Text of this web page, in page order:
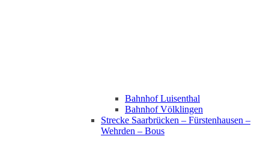
Bahnhof Luisenthal
Bahnhof Völklingen
Strecke Saarbrücken – Fürstenhausen –
Wehrden – Bous